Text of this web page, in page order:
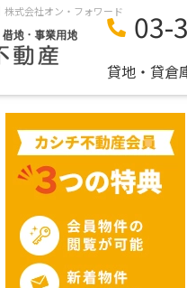
式会社オン・フォワード 03-
貸地・貸倉